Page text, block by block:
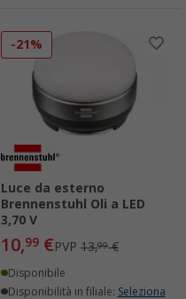
-21%
Luce da esterno
Brennenstuhl Oli a LED
3,70 V
10,99 €PVP 13,99€
Disponibile
Disponibilità in filiale: Seleziona